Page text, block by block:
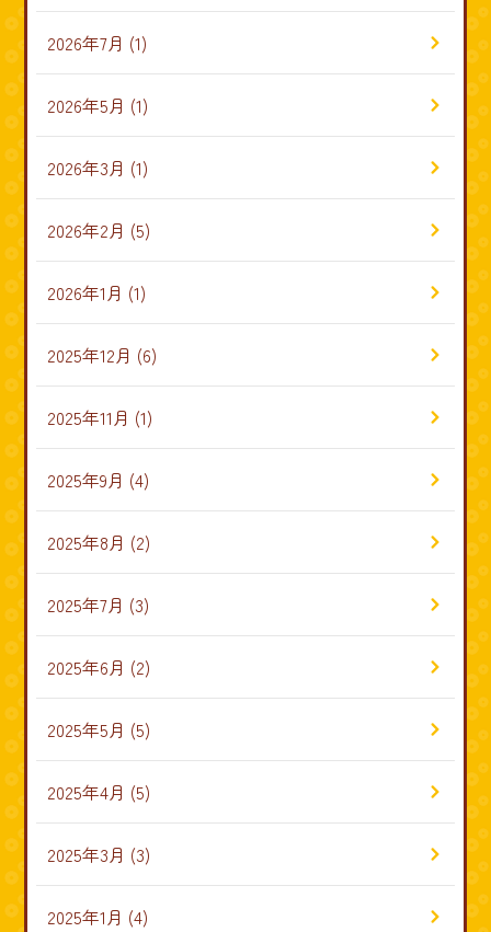
2026年7月 (1)
2026年5月 (1)
2026年3月 (1)
2026年2月 (5)
2026年1月 (1)
2025年12月 (6)
2025年11月 (1)
2025年9月 (4)
2025年8月 (2)
2025年7月 (3)
2025年6月 (2)
2025年5月 (5)
2025年4月 (5)
2025年3月 (3)
2025年1月 (4)